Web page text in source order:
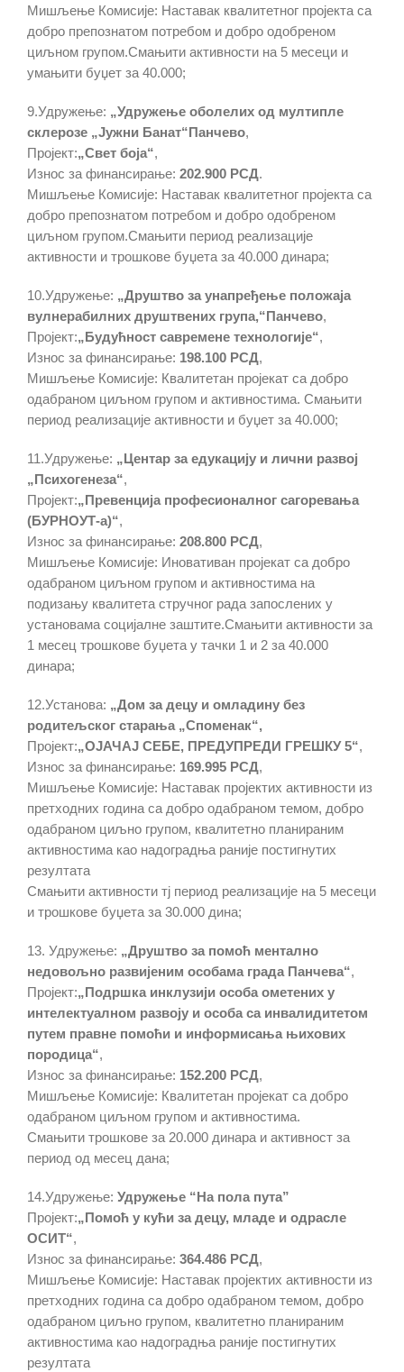
Мишљење Комисије: Наставак квалитетног пројекта са
добро препознатом потребом и добро одобреном
циљном групом.Смањити активности на 5 месеци и
умањити буџет за 40.000;
9.Удружење: „Удружење оболелих од мултипле
склерозе „Јужни Банат“Панчево,
Пројект:„Свет боја“,
Износ за финансирање: 202.900 РСД.
Мишљење Комисије: Наставак квалитетног пројекта са
добро препознатом потребом и добро одобреном
циљном групом.Смањити период реализације
активности и трошкове буџета за 40.000 динара;
10.Удружење: „Друштво за унапређење положаја
вулнерабилних друштвених група,“Панчево,
Пројект:„Будућност савремене технологије“,
Износ за финансирање: 198.100 РСД,
Мишљење Комисије: Квалитетан пројекат са добро
одабраном циљном групом и активностима. Смањити
период реализације активности и буџет за 40.000;
11.Удружење: „Центар за едукацију и лични развој
„Психогенеза“,
Пројект:„Превенција професионалног сагоревања
(БУРНОУТ-а)“,
Износ за финансирање: 208.800 РСД,
Мишљење Комисије: Иновативан пројекат са добро
одабраном циљном групом и активностима на
подизању квалитета стручног рада запослених у
установама социјалне заштите.Смањити активности за
1 месец трошкове буџета у тачки 1 и 2 за 40.000
динара;
12.Установа: „Дом за децу и омладину без
родитељског старања „Споменак“,
Пројект:„ОЈАЧАЈ СЕБЕ, ПРЕДУПРЕДИ ГРЕШКУ 5“,
Износ за финансирање: 169.995 РСД,
Мишљење Комисије: Наставак пројектих активности из
претходних година са добро одабраном темом, добро
одабраном циљно групом, квалитетно планираним
активностима као надоградња раније постигнутих
резултата
Смањити активности тј период реализације на 5 месеци
и трошкове буџета за 30.000 дина;
13. Удружење: „Друштво за помоћ ментално
недовољно развијеним особама града Панчева“,
Пројект:„Подршка инклузији особа ометених у
интелектуалном развоју и особа са инвалидитетом
путем правне помоћи и информисања њихових
породица“,
Износ за финансирање: 152.200 РСД,
Мишљење Комисије: Квалитетан пројекат са добро
одабраном циљном групом и активностима.
Смањити трошкове за 20.000 динара и активност за
период од месец дана;
14.Удружење: Удружење “На пола пута”
Пројект:„Помоћ у кући за децу, младе и одрасле
ОСИТ“,
Износ за финансирање: 364.486 РСД,
Мишљење Комисије: Наставак пројектих активности из
претходних година са добро одабраном темом, добро
одабраном циљно групом, квалитетно планираним
активностима као надоградња раније постигнутих
резултата